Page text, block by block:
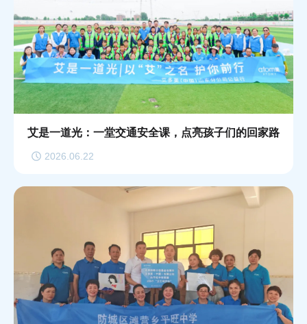
艾是一道光：一堂交通安全课，点亮孩子们的回家路
2026.06.22